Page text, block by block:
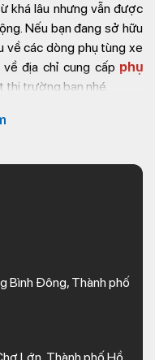
khá lâu nhưng vẫn được
Nếu bạn đang sở hữu
về các dòng phụ tùng xe
địa chỉ cung cấp phụ
thị trường bạn nhé.
Bình Đông, Thành phố